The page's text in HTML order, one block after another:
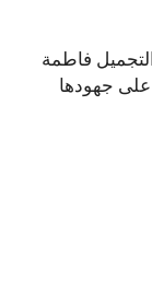
فاطمة
على جهودها